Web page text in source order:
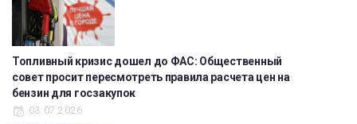
Топливный кризис дошел до ФАС: Общественный
совет просит пересмотреть правила расчета цен на
бензин для госзакупок
03.07.2026